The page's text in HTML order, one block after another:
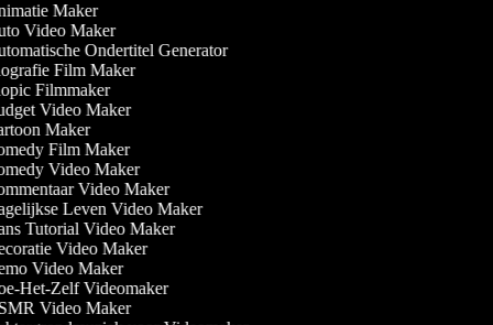
Maker
Video Maker
Ondertitel Generator
Film Maker
Filmmaker
Video Maker
Maker
Film Maker
Video Maker
Video Maker
Leven Video Maker
Tutorial Video Maker
Video Maker
Video Maker
Het-Zelf Videomaker
Video Maker